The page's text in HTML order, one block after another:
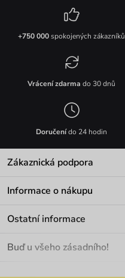
+750 000spokojených zákazníků
Vrácení zdarma do 30 dnů
Doručenído 24 hodin
Zákaznická podpora
Informace o nákupu
Materiály a údržba
Ostatní informace
Buď u všeho zásadního!